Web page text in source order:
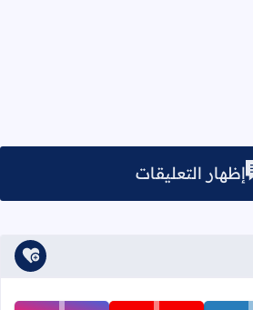
إظهار التعليقات